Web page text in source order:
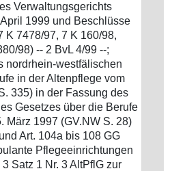
Verwaltungsgerichts
1999 und Beschlüsse
K 7478/97, 7 K 160/98,
98) -- 2 BvL 4/99 --;
nordrhein-westfälischen
in der Altenpflege vom
335) in der Fassung des
Gesetzes über die Berufe
März 1997 (GV.NW S. 28)
Art. 104a bis 108 GG
Pflegeeinrichtungen
Satz 1 Nr. 3 AltPflG zur